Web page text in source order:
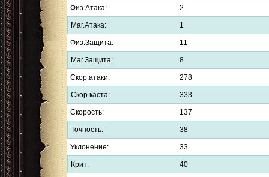
Физ.Атака: 2
Маг.Атака: 1
Физ.Защита: 11
Маг.Защита: 8
Скор.атаки: 278
Скор.каста: 333
Скорость: 137
Точность: 38
Уклонение: 33
Крит: 40